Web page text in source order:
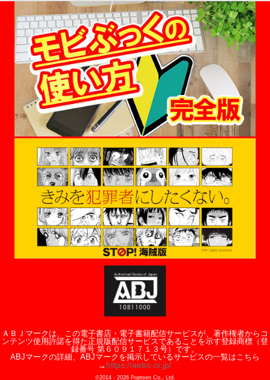
ＡＢＪマークは、この電子書店・電子書籍配信サービスが、著作権者からコ
ンテンツ使用許諾を得た正規版配信サービスであることを示す登録商標（登
録番号 第６０９１７１３号）です。
ABJマークの詳細、ABJマークを掲示しているサービスの一覧はこちら
→ https://aebs.or.jp/
©2014 - 2026Popteen Co., Ltd.